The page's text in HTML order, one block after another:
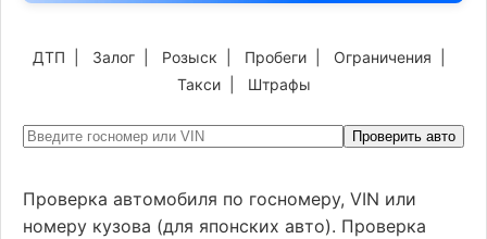
ДТП Залог Розыск Пробеги Ограничения
Такси| Штрафы
Проверить авто
Проверка автомобиля по госномеру, VIN или
номеру кузова (для японских авто). Проверка